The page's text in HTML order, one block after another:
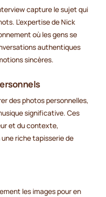
capture le sujet qui
L'expertise de Nick
où les gens se
authentiques
sincères.
des photos personnelles,
significative. Ces
et du contexte,
riche tapisserie de
les images pour en